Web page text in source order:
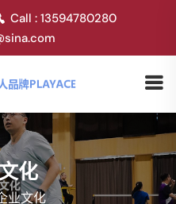
Call : 13594780280
化
业文化